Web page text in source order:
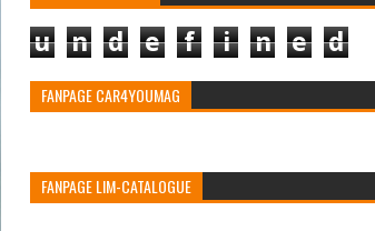
u n d e f i n e d
FANPAGE CAR4YOUMAG
FANPAGE LIM-CATALOGUE